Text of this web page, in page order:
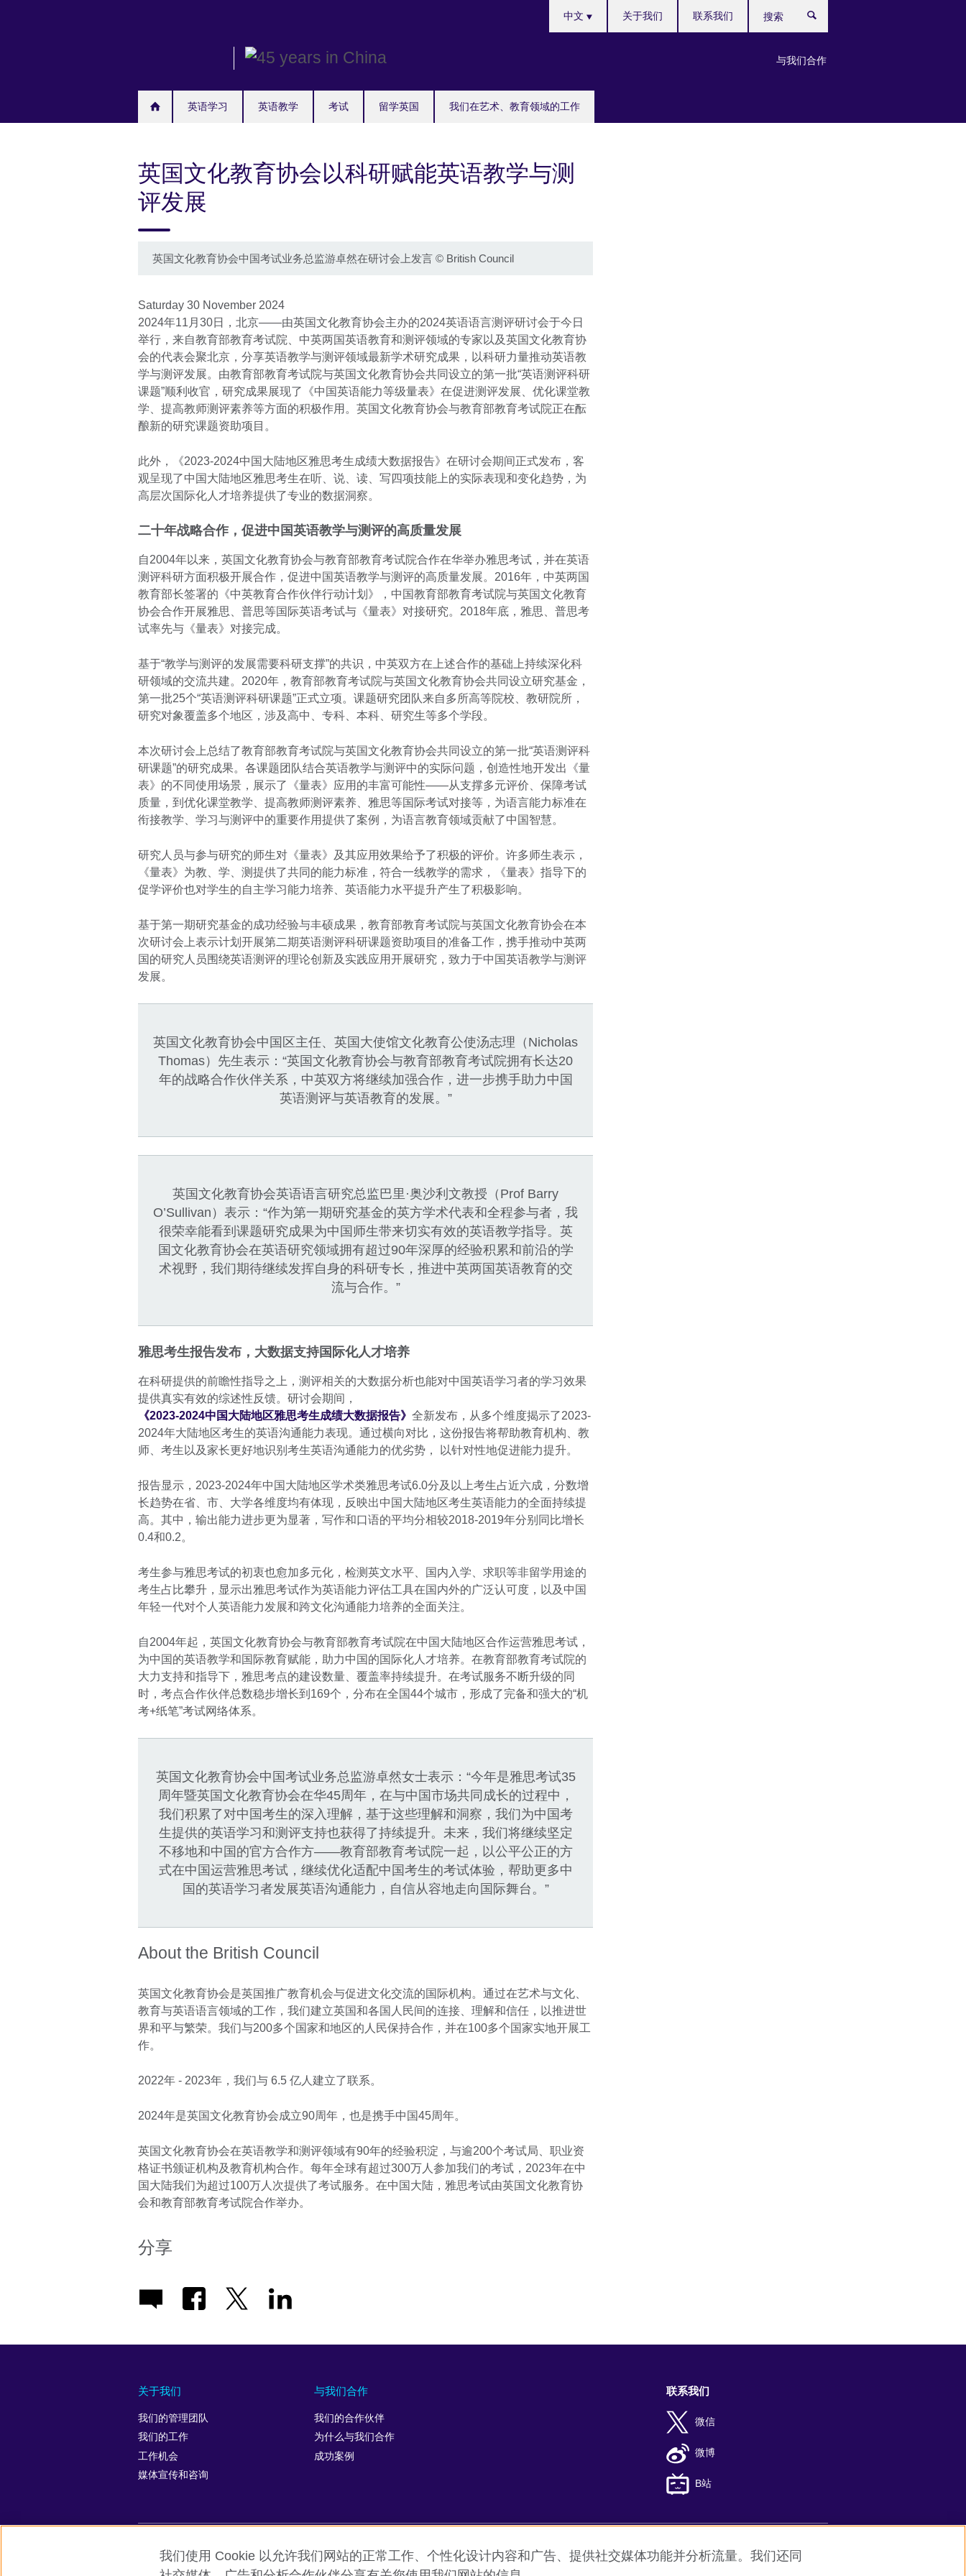
英语学习 英语教学 考试 留学英国 我们在艺术、教育领域的工作
your
中文
与我们合作
关于我们 联系我们
索
英国文化教育协会以科研赋能英语教学与测
评发展
英国文化教育协会中国考试业务总监游卓然在研讨会上发言 © British Council
Saturday 30 November 2024
2024年11月30日，北京——由英国文化教育协会主办的2024英语语言测评研讨会于今日
举行，来自教育部教育考试院、中英两国英语教育和测评领域的专家以及英国文化教育协
会的代表会聚北京，分享英语教学与测评领域最新学术研究成果，以科研力量推动英语教
学与测评发展。由教育部教育考试院与英国文化教育协会共同设立的第一批“英语测评科研
课题”顺利收官，研究成果展现了《中国英语能力等级量表》在促进测评发展、优化课堂教
学、提高教师测评素养等方面的积极作用。英国文化教育协会与教育部教育考试院正在酝
酿新的研究课题资助项目。
此外，《2023-2024中国大陆地区雅思考生成绩大数据报告》在研讨会期间正式发布，客
观呈现了中国大陆地区雅思考生在听、说、读、写四项技能上的实际表现和变化趋势，为
高层次国际化人才培养提供了专业的数据洞察。
二十年战略合作，促进中国英语教学与测评的高质量发展
自2004年以来，英国文化教育协会与教育部教育考试院合作在华举办雅思考试，并在英语
测评科研方面积极开展合作，促进中国英语教学与测评的高质量发展。2016年，中英两国
教育部长签署的《中英教育合作伙伴行动计划》，中国教育部教育考试院与英国文化教育
协会合作开展雅思、普思等国际英语考试与《量表》对接研究。2018年底，雅思、普思考
试率先与《量表》对接完成。
基于“教学与测评的发展需要科研支撑”的共识，中英双方在上述合作的基础上持续深化科
研领域的交流共建。2020年，教育部教育考试院与英国文化教育协会共同设立研究基金，
第一批25个“英语测评科研课题”正式立项。课题研究团队来自多所高等院校、教研院所，
研究对象覆盖多个地区，涉及高中、专科、本科、研究生等多个学段。
本次研讨会上总结了教育部教育考试院与英国文化教育协会共同设立的第一批“英语测评科
研课题”的研究成果。各课题团队结合英语教学与测评中的实际问题，创造性地开发出《量
表》的不同使用场景，展示了《量表》应用的丰富可能性——从支撑多元评价、保障考试
质量，到优化课堂教学、提高教师测评素养、雅思等国际考试对接等，为语言能力标准在
衔接教学、学习与测评中的重要作用提供了案例，为语言教育领域贡献了中国智慧。
研究人员与参与研究的师生对《量表》及其应用效果给予了积极的评价。许多师生表示，
《量表》为教、学、测提供了共同的能力标准，符合一线教学的需求，《量表》指导下的
促学评价也对学生的自主学习能力培养、英语能力水平提升产生了积极影响。
基于第一期研究基金的成功经验与丰硕成果，教育部教育考试院与英国文化教育协会在本
次研讨会上表示计划开展第二期英语测评科研课题资助项目的准备工作，携手推动中英两
国的研究人员围绕英语测评的理论创新及实践应用开展研究，致力于中国英语教学与测评
发展。
英国文化教育协会中国区主任、英国大使馆文化教育公使汤志理（Nicholas
Thomas）先生表示：“英国文化教育协会与教育部教育考试院拥有长达20
年的战略合作伙伴关系，中英双方将继续加强合作，进一步携手助力中国
英语测评与英语教育的发展。”
英国文化教育协会英语语言研究总监巴里·奥沙利文教授（Prof Barry
O’Sullivan）表示：“作为第一期研究基金的英方学术代表和全程参与者，我
很荣幸能看到课题研究成果为中国师生带来切实有效的英语教学指导。英
国文化教育协会在英语研究领域拥有超过90年深厚的经验积累和前沿的学
术视野，我们期待继续发挥自身的科研专长，推进中英两国英语教育的交
流与合作。”
雅思考生报告发布，大数据支持国际化人才培养
在科研提供的前瞻性指导之上，测评相关的大数据分析也能对中国英语学习者的学习效果
提供真实有效的综述性反馈。研讨会期间，
《2023-2024中国大陆地区雅思考生成绩大数据报告》 全新发布，从多个维度揭示了2023-
2024年大陆地区考生的英语沟通能力表现。通过横向对比，这份报告将帮助教育机构、教
师、考生以及家长更好地识别考生英语沟通能力的优劣势， 以针对性地促进能力提升。
报告显示，2023-2024年中国大陆地区学术类雅思考试6.0分及以上考生占近六成，分数增
长趋势在省、市、大学各维度均有体现，反映出中国大陆地区考生英语能力的全面持续提
高。其中，输出能力进步更为显著，写作和口语的平均分相较2018-2019年分别同比增长
0.4和0.2。
考生参与雅思考试的初衷也愈加多元化，检测英文水平、国内入学、求职等非留学用途的
考生占比攀升，显示出雅思考试作为英语能力评估工具在国内外的广泛认可度，以及中国
年轻一代对个人英语能力发展和跨文化沟通能力培养的全面关注。
自2004年起，英国文化教育协会与教育部教育考试院在中国大陆地区合作运营雅思考试，
为中国的英语教学和国际教育赋能，助力中国的国际化人才培养。在教育部教育考试院的
大力支持和指导下，雅思考点的建设数量、覆盖率持续提升。在考试服务不断升级的同
时，考点合作伙伴总数稳步增长到169个，分布在全国44个城市，形成了完备和强大的“机
考+纸笔”考试网络体系。
英国文化教育协会中国考试业务总监游卓然女士表示：“今年是雅思考试35
周年暨英国文化教育协会在华45周年，在与中国市场共同成长的过程中，
我们积累了对中国考生的深入理解，基于这些理解和洞察，我们为中国考
生提供的英语学习和测评支持也获得了持续提升。未来，我们将继续坚定
不移地和中国的官方合作方——教育部教育考试院一起，以公平公正的方
式在中国运营雅思考试，继续优化适配中国考生的考试体验，帮助更多中
国的英语学习者发展英语沟通能力，自信从容地走向国际舞台。”
About the British Council
英国文化教育协会是英国推广教育机会与促进文化交流的国际机构。通过在艺术与文化、
教育与英语语言领域的工作，我们建立英国和各国人民间的连接、理解和信任，以推进世
界和平与繁荣。我们与200多个国家和地区的人民保持合作，并在100多个国家实地开展工
作。
2022年 - 2023年，我们与 6.5 亿人建立了联系。
2024年是英国文化教育协会成立90周年，也是携手中国45周年。
英国文化教育协会在英语教学和测评领域有90年的经验积淀，与逾200个考试局、职业资
格证书颁证机构及教育机构合作。每年全球有超过300万人参加我们的考试，2023年在中
国大陆我们为超过100万人次提供了考试服务。在中国大陆，雅思考试由英国文化教育协
会和教育部教育考试院合作举办。
分享
关于我们
我们的管理团队
我们的工作
工作机会
媒体宣传和咨询
与我们合作
我们的合作伙伴
为什么与我们合作
成功案例
联系我们
微信
微博
B站
英国文化教育协会全球网站 隐私与使用条款 Cookie 网站地图 ICP number: 京ICP备10044692号-8 京公网安备11010502045859号
我们使用 Cookie 以允许我们网站的正常工作、个性化设计内容和广告、提供社交媒体功能并分析流量。我们还同